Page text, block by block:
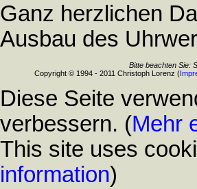
Ganz herzlichen
Ausbau des
Bitte beachten Sie:
Copyright © 1994 - 2011 Christoph Lorenz (
Diese Seite
verbessern. (Mehr
This site uses
information)